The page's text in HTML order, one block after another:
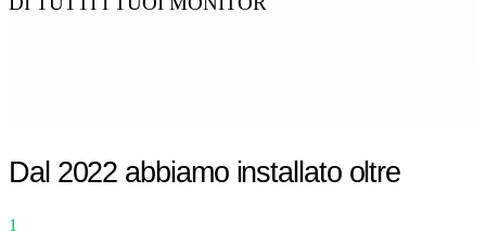
Dal 2022 abbiamo installato oltre
1